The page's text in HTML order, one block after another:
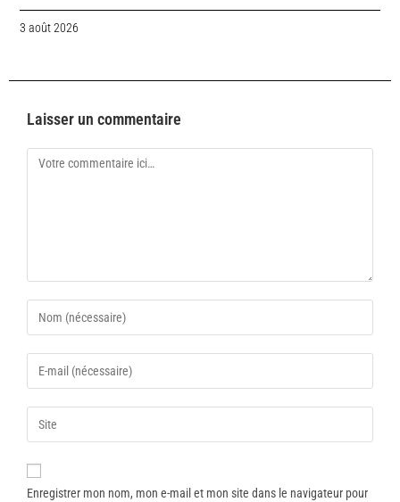
3 août 2026
Laisser un commentaire
Enregistrer mon nom, mon e-mail et mon site dans le navigateur pour